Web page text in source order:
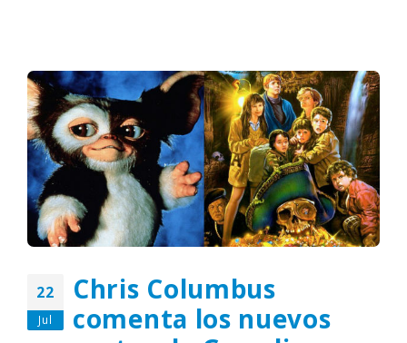
22
Jul
Chris Columbus
comenta los nuevos